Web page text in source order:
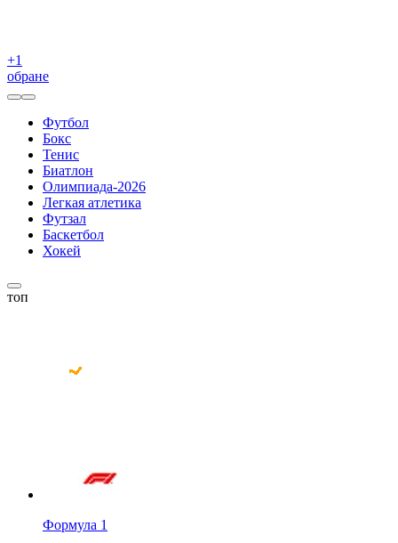
+1
обране
Футбол
Бокс
Тенис
Биатлон
Олимпиада-2026
Легкая атлетика
Футзал
Баскетбол
Хокей
топ
Формула 1